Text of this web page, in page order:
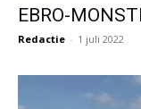
EBRO-
Redactie - 1 juli 2022